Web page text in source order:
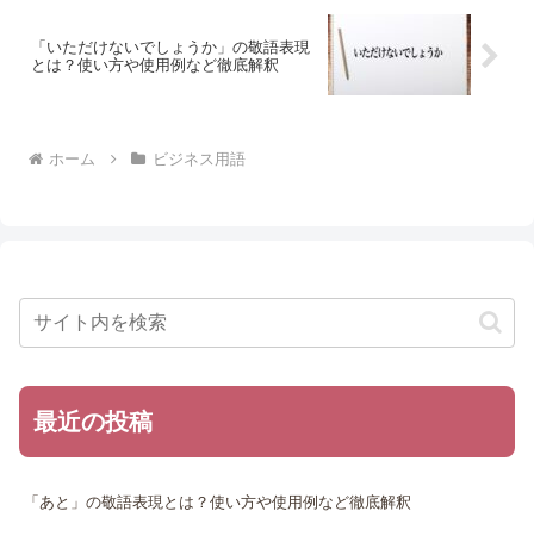
「いただけないでしょうか」の敬語表現
とは？使い方や使用例など徹底解釈
ホーム ビジネス用語
最近の投稿
「あと」の敬語表現とは？使い方や使用例など徹底解釈